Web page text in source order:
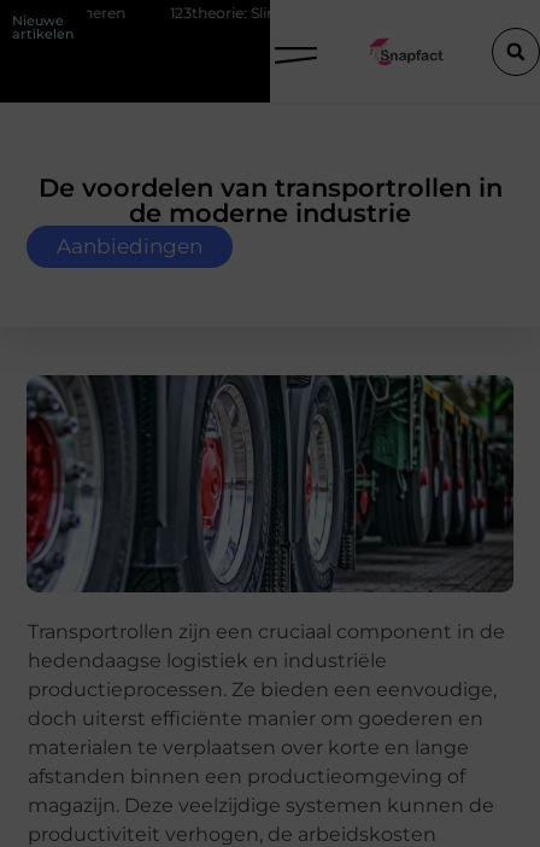
Nieuwe
artikelen
123theorie: Slim je theorie halen zonder eindeloos blokken
De voordelen van transportrollen in
de moderne industrie
Aanbiedingen
Transportrollen zijn een cruciaal component in de
hedendaagse logistiek en industriële
productieprocessen. Ze bieden een eenvoudige,
doch uiterst efficiënte manier om goederen en
materialen te verplaatsen over korte en lange
afstanden binnen een productieomgeving of
magazijn. Deze veelzijdige systemen kunnen de
productiviteit verhogen, de arbeidskosten